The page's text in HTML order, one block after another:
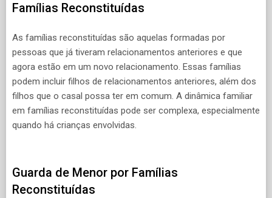
Famílias Reconstituídas
As famílias reconstituídas são aquelas formadas por
pessoas que já tiveram relacionamentos anteriores e que
agora estão em um novo relacionamento. Essas famílias
podem incluir filhos de relacionamentos anteriores, além dos
filhos que o casal possa ter em comum. A dinâmica familiar
em famílias reconstituídas pode ser complexa, especialmente
quando há crianças envolvidas.
Guarda de Menor por Famílias
Reconstituídas